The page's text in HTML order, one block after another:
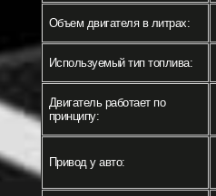
Объем двигателя в литрах:
Используемый тип топлива:
Двигатель работает по
принципу:
Привод у авто: